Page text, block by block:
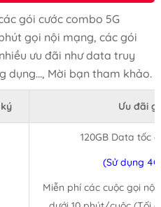
gói cước combo 5G
gọi nội mạng, các gói
ưu đãi như data truy
dụng..., Mời bạn tham khảo.
Ưu đãi
120GB Data tốc
(Sử dụng
Miễn phí các cuộc gọi